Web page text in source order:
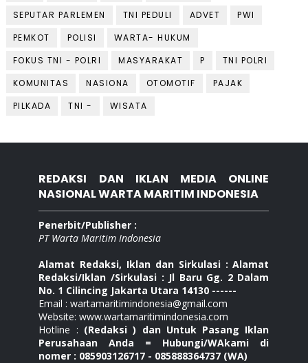
SEPUTAR PARLEMEN
TNI PEDULI ADVET
PWI
PEMKOT
POLISI
WARTA- HUKUM
FOKUS TNI - POLRI
MASYARAKAT P
TNI POLRI
KOMUNITAS
NASIONA OTOMOTIF
PAJAK
PILKADA
TNI - WISATA
REDAKSI DAN IKLAN MEDIA ONLINE
NASIONAL WARTA MARITIM INDONESIA
Penerbit/Publisher :
PT Warta Maritim Indonesia
Alamat Redaksi, Iklan dan Sirkulasi : Alamat
Redaksi/Iklan /Sirkulasi : Jl Baru Gg. 2 Dalam
No. 1 Cilincing Jakarta Utara 14130 ------
Email : wartamaritimindonesia@gmail.com
Website: www.wartamaritimindonesia.com
Hotline : (Redaksi ) dan Untuk Pasang Iklan
Perusahaan Anda = Hubungi/WAkami di
nomer : 085903126717 - 085888364737 (WA)